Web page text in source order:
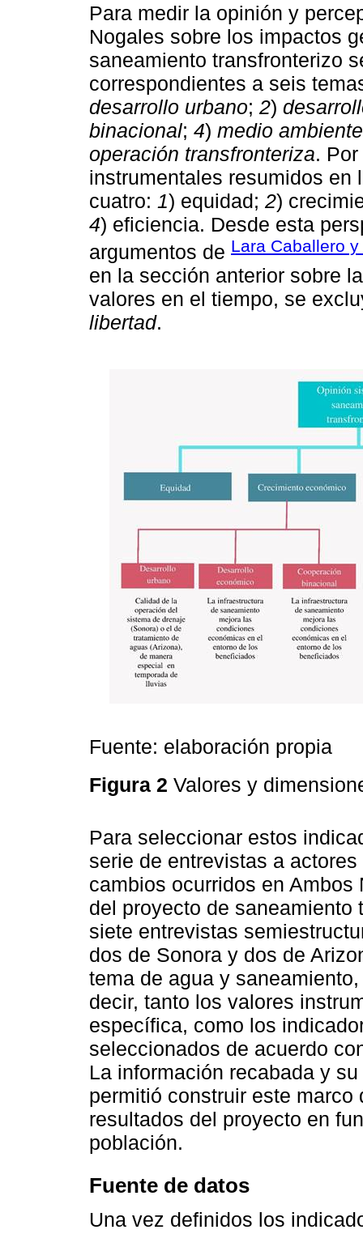
Para medir la opinión y
Nogales sobre los impactos
saneamiento transfronterizo
correspondientes a seis
desarrollo urbano; 2)
binacional; 4) medio ambiente
operación transfronteriza.
instrumentales resumidos en
cuatro: 1) equidad; 2)
4) eficiencia. Desde esta
argumentos de Lara Caballero
en la sección anterior sobre
valores en el tiempo, se
libertad.
Fuente: elaboración propia
Figura 2 Valores y
Para seleccionar estos
serie de entrevistas a
cambios ocurridos en
del proyecto de saneamiento
siete entrevistas
dos de Sonora y dos de
tema de agua y
decir, tanto los valores
específica, como los
seleccionados de acuerdo
La información recabada y
permitió construir este
resultados del proyecto en
población.
Fuente de datos
Una vez definidos los